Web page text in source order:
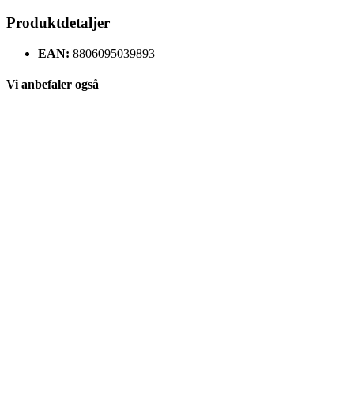
Produktdetaljer
EAN: 8806095039893
Vi anbefaler også